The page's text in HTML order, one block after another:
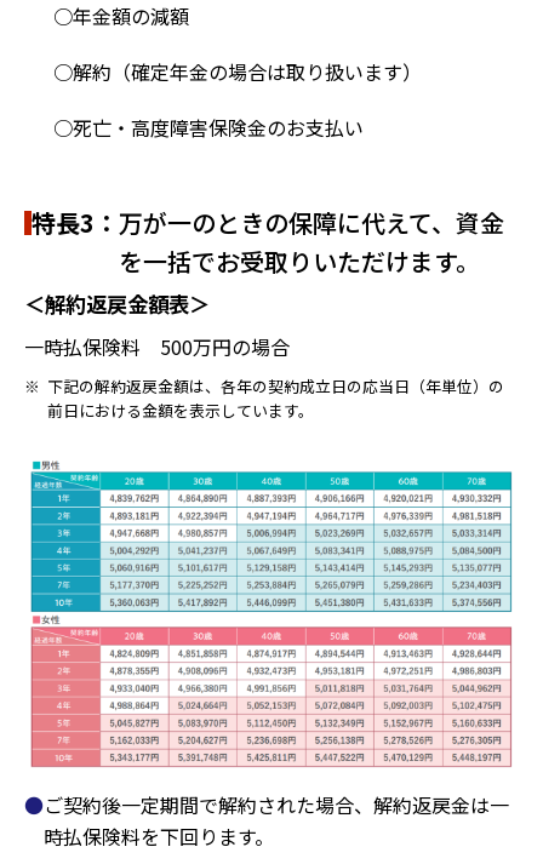
年金額の減額
解約（確定年金の場合は取り扱います）
死亡・高度障害保険金のお支払い
特長3： 万が一のときの保障に代えて、資金
を一括でお受取りいただけます。
＜解約返戻金額表＞
一時払保険料 500万円の場合
※ 下記の解約返戻金額は、各年の契約成立日の応当日（年単位）の
前日における金額を表示しています。
ご契約後一定期間で解約された場合、解約返戻金は一
時払保険料を下回ります。